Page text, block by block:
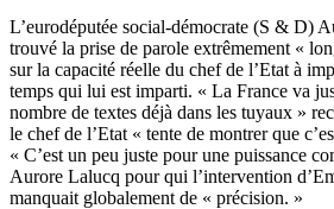
L’eurodéputée social-démocrate (S & D)
trouvé la prise de parole extrêmement «
sur la capacité réelle du chef de l’Etat à
temps qui lui est imparti. « La France va
nombre de textes déjà dans les tuyaux »
le chef de l’Etat « tente de montrer que c’
« C’est un peu juste pour une puissance
Aurore Lalucq pour qui l’intervention d’
manquait globalement de « précision. »